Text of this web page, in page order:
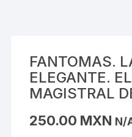
FANTOMAS.
ELEGANTE.
MAGISTRAL
250.00 MXN N/